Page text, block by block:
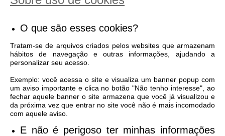
O que são esses cookies?
Tratam-se de arquivos criados pelos websites que armazenam
hábitos de navegação e outras informações, ajudando a
personalizar seu acesso.
Exemplo: você acessa o site e visualiza um banner popup com
um aviso importante e clica no botão "Não tenho interesse", ao
fechar aquele banner o site armazena que você já visualizou e
da próxima vez que entrar no site você não é mais incomodado
com aquele aviso.
E não é perigoso ter minhas informações